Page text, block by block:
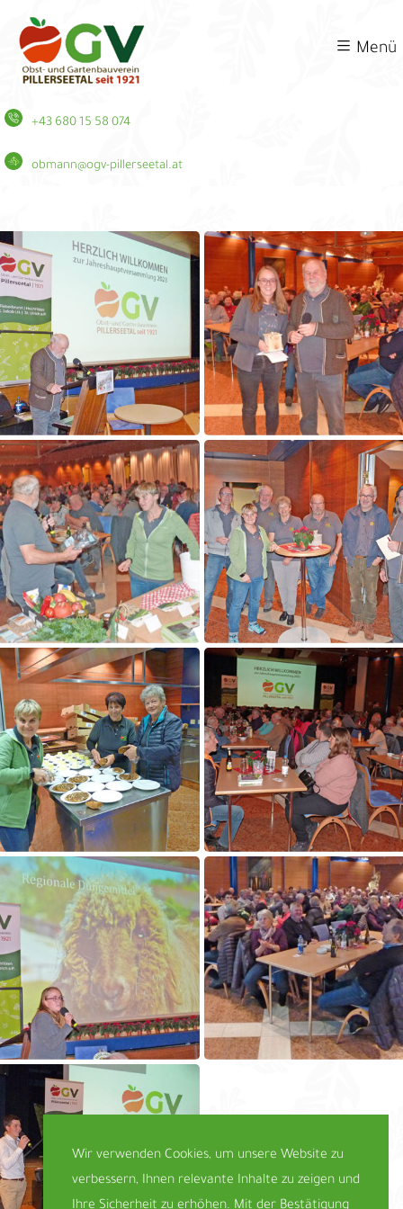
Wir verwenden Cookies, um unsere Website zu
verbessern, Ihnen relevante Inhalte zu zeigen und
Ihre Sicherheit zu erhöhen. Mit der Bestätigung
Menü
+43 680 15 58 074
obmann@ogv-pillerseetal.at